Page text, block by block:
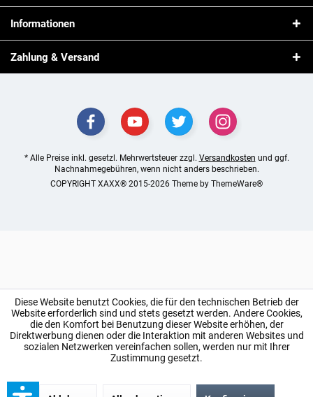
Informationen
Zahlung & Versand
* Alle Preise inkl. gesetzl. Mehrwertsteuer zzgl. Versandkosten und ggf.
Nachnahmegebühren, wenn nicht anders beschrieben.
COPYRIGHT XAXX® 2015-2026 Theme by ThemeWare®
Diese Website benutzt Cookies, die für den technischen Betrieb der
Website erforderlich sind und stets gesetzt werden. Andere Cookies,
die den Komfort bei Benutzung dieser Website erhöhen, der
Direktwerbung dienen oder die Interaktion mit anderen Websites und
sozialen Netzwerken vereinfachen sollen, werden nur mit Ihrer
Zustimmung gesetzt.